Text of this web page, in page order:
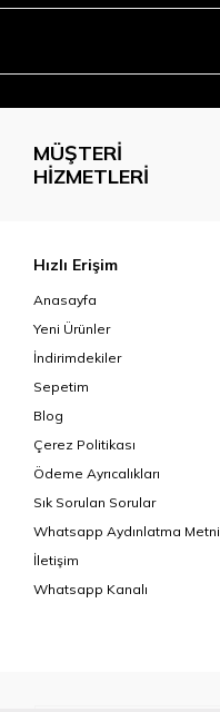
MÜŞTERI
HIZMETLERI
Hızlı Erişim
Anasayfa
Yeni Ürünler
İndirimdekiler
Sepetim
Blog
Çerez Politikası
Ödeme Ayrıcalıkları
Sık Sorulan Sorular
Whatsapp Aydınlatma Metni
İletişim
Whatsapp Kanalı